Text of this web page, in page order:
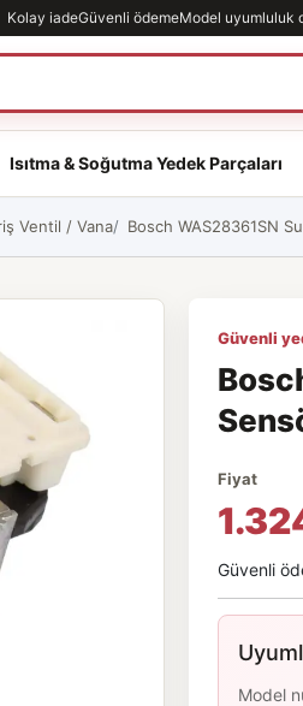
Kolay iadeGüvenli ödemeModel uyumluluk
Isıtma & Soğutma Yedek Parçaları
Ventil / Vana Bosch WAS28361SN
Güvenli
Fiyat
Güvenli
Model